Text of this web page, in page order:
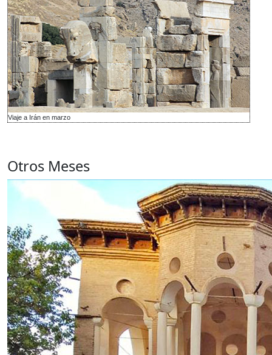
Viaje a Irán en marzo
Otros Meses